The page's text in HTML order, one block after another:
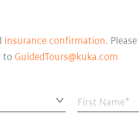
insurance confirmation.
to GuidedTours@kuka.com
First Name